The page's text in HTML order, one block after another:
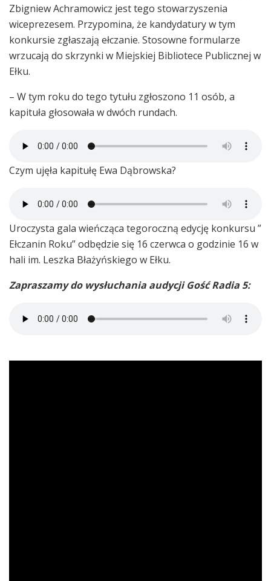
Zbigniew Achramowicz jest tego stowarzyszenia
wiceprezesem. Przypomina, że kandydatury w tym
konkursie zgłaszają ełczanie. Stosowne formularze
wrzucają do skrzynki w Miejskiej Bibliotece Publicznej w
Ełku.
– W tym roku do tego tytułu zgłoszono 11 osób, a
kapituła głosowała w dwóch rundach.
Czym ujęła kapitułę Ewa Dąbrowska?
Uroczysta gala wieńcząca tegoroczną edycję konkursu ”
Ełczanin Roku” odbędzie się 16 czerwca o godzinie 16 w
hali im. Leszka Błażyńskiego w Ełku.
Zapraszamy do wysłuchania audycji Gość Radia 5: